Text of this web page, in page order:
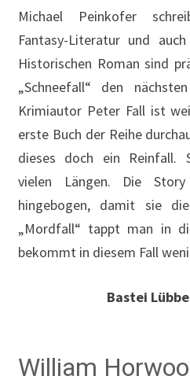
Michael Peinkofer
Fantasy-Literatur und
Historischen Roman sind
„Schneefall“ den
Krimiautor Peter Fall ist
erste Buch der Reihe
dieses doch ein Reinfall.
vielen Längen. Die
hingebogen, damit sie
„Mordfall“ tappt man in
bekommt in diesem Fall
Bastei
William